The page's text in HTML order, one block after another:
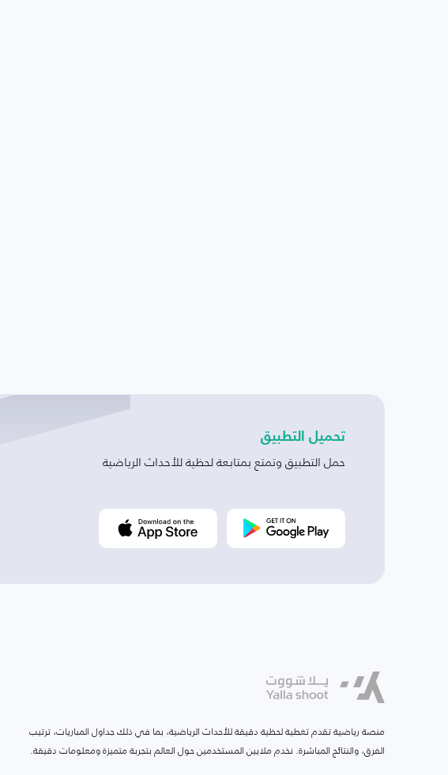
تحميل التطبيق
حمل التطبيق وتمتع بمتابعة لحظية للأحداث الرياضية
منصة رياضية تقدم تغطية لحظية دقيقة للأحداث الرياضية، بما في ذلك جداول المباريات، ترتيب
الفرق، والنتائج المباشرة. نخدم ملايين المستخدمين حول العالم بتجربة متميزة ومعلومات دقيقة.